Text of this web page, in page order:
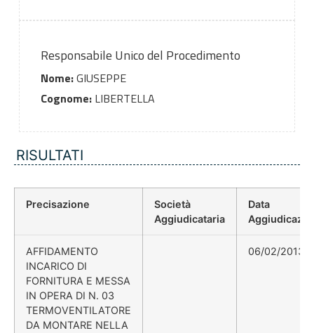
Responsabile Unico del Procedimento
Nome:GIUSEPPE
Cognome:LIBERTELLA
RISULTATI
Precisazione
Società
Aggiudicataria
Data
AFFIDAMENTO
INCARICO DI
FORNITURA E MESSA
IN OPERA DI N. 03
TERMOVENTILATORE
DA MONTARE NELLA
06/02/2013